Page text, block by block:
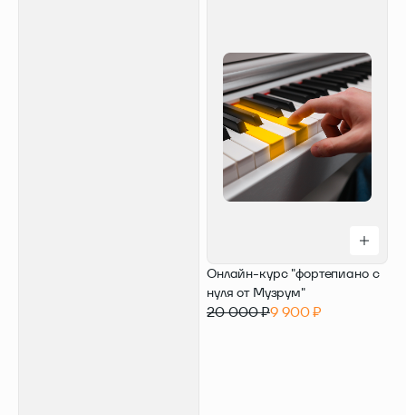
Онлайн-курс "фортепиано с
нуля от Музрум"
20 000 ₽9 900 ₽